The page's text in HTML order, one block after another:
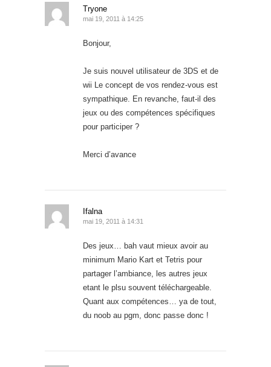
Tryone
mai 19, 2011 à 14:25
Bonjour,
Je suis nouvel utilisateur de 3DS et de
wii Le concept de vos rendez-vous est
sympathique. En revanche, faut-il des
jeux ou des compétences spécifiques
pour participer ?
Merci d’avance
Ifalna
mai 19, 2011 à 14:31
Des jeux… bah vaut mieux avoir au
minimum Mario Kart et Tetris pour
partager l’ambiance, les autres jeux
etant le plsu souvent téléchargeable.
Quant aux compétences… ya de tout,
du noob au pgm, donc passe donc !